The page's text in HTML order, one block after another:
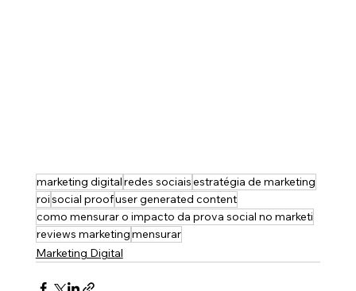
marketing digitalredes sociaisestratégia de marketing
roisocial proofuser generated content
como mensurar o impacto da prova social no marketi
reviews marketingmensurar
Marketing Digital